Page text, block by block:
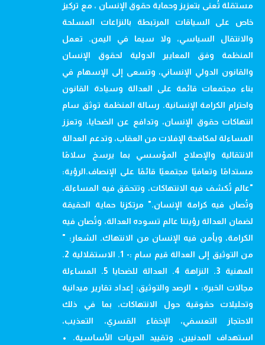
مستقلة تُعنى بتعزيز وحماية حقوق الإنسان ، مع تركيز
خاص على السياقات المرتبطة بالنزاعات المسلحة
والانتقال السياسي، ولا سيما في اليمن. تعمل
المنظمة وفق المعايير الدولية لحقوق الإنسان
والقانون الدولي الإنساني، وتسعى إلى الإسهام في
بناء مجتمعات قائمة على العدالة وسيادة القانون
واحترام الكرامة الإنسانية. رسالة المنظمة توثق سام
انتهاكات حقوق الإنسان، وتدافع عن الضحايا، وتعزز
المساءلة لمكافحة الإفلات من العقاب، وتدعم العدالة
الانتقالية والإصلاح المؤسسي بما يرسخ سلامًا
مستدامًا وتعافيًا مجتمعيًا قائمًا على الإنصاف.الرؤية:
"عالم تُكشف فيه الانتهاكات، وتتحقق فيه المساءلة،
وتُصان فيه كرامة الإنسان." مرتكزنا حماية الحقيقة
لضمان العدالة رؤيتنا عالم تسوده العدالة، وتُصان فيه
الكرامة، ويأمن فيه الإنسان من الانتهاك. الشعار: "
من التوثيق إلى العدالة قيم سام :- 1. الاستقلالية 2.
المهنية 3. النزاهة 4. العدالة للضحايا 5. المساءلة
مجالات الخبرة: • الرصد والتوثيق: إعداد تقارير ميدانية
وتحليلات حقوقية حول الانتهاكات، بما في ذلك
الاحتجاز التعسفي، الإخفاء القسري، التعذيب،
استهداف المدنيين، وتقييد الحريات الأساسية. •